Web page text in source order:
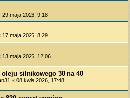
29 maja 2026, 9:18
17 maja 2026, 8:29
13 maja 2026, 12:06
silnikowego 30 na 40
« 08 kwie 2026, 17:48